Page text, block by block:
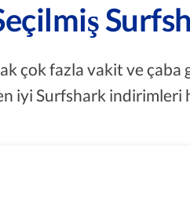
çok fazla vakit ve
iyi Surfshark indirimleri